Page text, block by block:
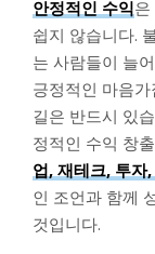
안정적인 수익
쉽지 않습니다.
는 사람들이 늘
긍정적인 마음
길은 반드시 있
정적인 수익 창
업, 재테크, 투자
인 조언과 함께
것입니다.